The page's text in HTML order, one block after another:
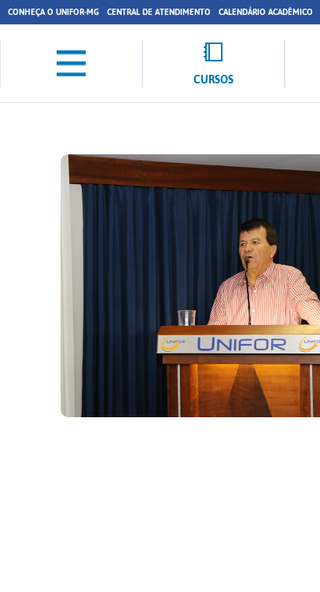
CONHEÇA O UNIFOR-MG CENTRAL DE ATENDIMENTO CALENDÁRIO ACADÊMICO
CURSOS